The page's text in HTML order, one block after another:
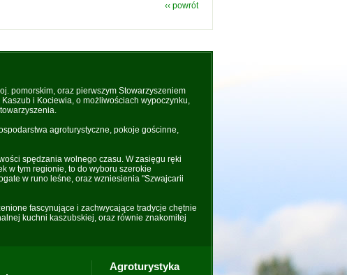
‹‹ powrót
pomorskim, oraz pierwszym Stowarzyszeniem
i Kociewia, o możliwościach wypoczynku,
agroturystyczne, pokoje gościnne,
spędzania wolnego czasu. W zasięgu ręki
w tym regionie, to do wyboru szerokie
w runo leśne, oraz wzniesienia "Szwajcarii
fascynujące i zachwycające tradycje chętnie
kuchni kaszubskiej, oraz równie znakomitej
Agroturystyka